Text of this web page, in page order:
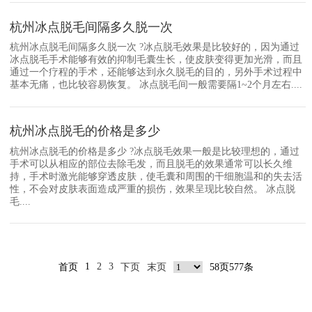
杭州冰点脱毛间隔多久脱一次
杭州冰点脱毛间隔多久脱一次 ?冰点脱毛效果是比较好的，因为通过
冰点脱毛手术能够有效的抑制毛囊生长，使皮肤变得更加光滑，而且
通过一个疗程的手术，还能够达到永久脱毛的目的，另外手术过程中
基本无痛，也比较容易恢复。 冰点脱毛间一般需要隔1~2个月左右....
杭州冰点脱毛的价格是多少
杭州冰点脱毛的价格是多少 ?冰点脱毛效果一般是比较理想的，通过
手术可以从相应的部位去除毛发，而且脱毛的效果通常可以长久维
持，手术时激光能够穿透皮肤，使毛囊和周围的干细胞温和的失去活
性，不会对皮肤表面造成严重的损伤，效果呈现比较自然。 冰点脱
毛....
首页 1 2 3 下页 末页 58页577条